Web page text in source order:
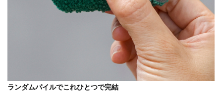
ランダムパイルでこれひとつで完結